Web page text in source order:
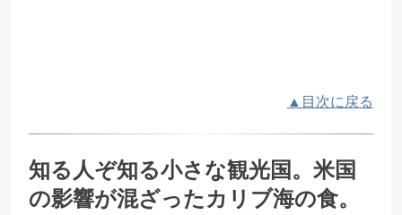
▲目次に戻る
知る人ぞ知る小さな観光国。米国
の影響が混ざったカリブ海の食。